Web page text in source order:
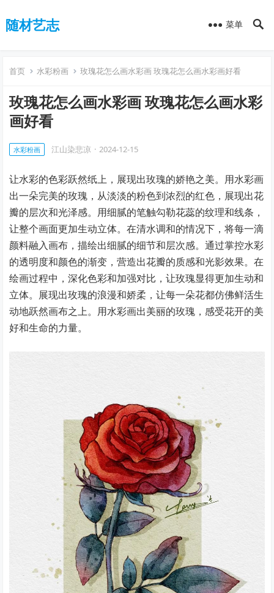
随材艺志 菜单
首页 水彩粉画 玫瑰花怎么画水彩画 玫瑰花怎么画水彩画好看
玫瑰花怎么画水彩画 玫瑰花怎么画水彩
画好看
水彩粉画 江山染悲凉 · 2024-12-15
让水彩的色彩跃然纸上，展现出玫瑰的娇艳之美。用水彩画
出一朵完美的玫瑰，从淡淡的粉色到浓烈的红色，展现出花
瓣的层次和光泽感。用细腻的笔触勾勒花蕊的纹理和线条，
让整个画面更加生动立体。在清水调和的情况下，将每一滴
颜料融入画布，描绘出细腻的细节和层次感。通过掌控水彩
的透明度和颜色的渐变，营造出花瓣的质感和光影效果。在
绘画过程中，深化色彩和加强对比，让玫瑰显得更加生动和
立体。展现出玫瑰的浪漫和娇柔，让每一朵花都仿佛鲜活生
动地跃然画布之上。用水彩画出美丽的玫瑰，感受花开的美
好和生命的力量。